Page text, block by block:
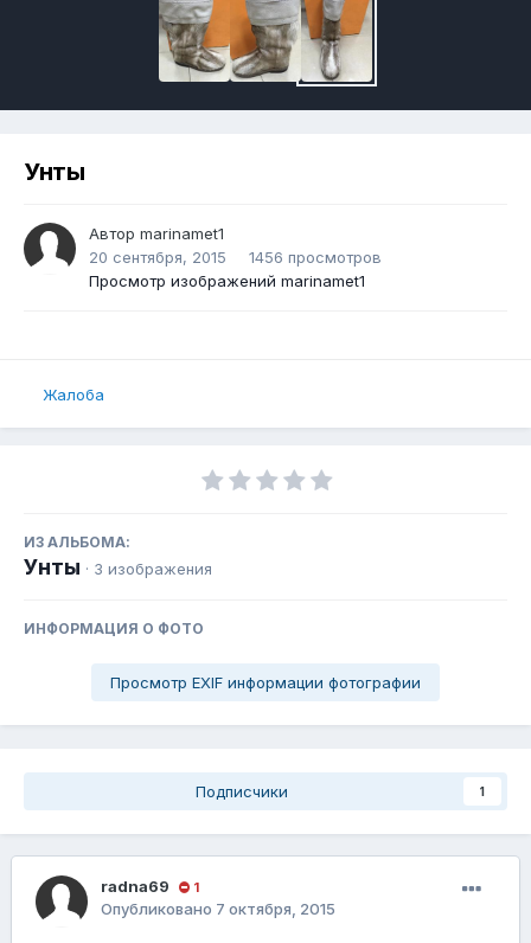
Унты
Автор marinamet1
20 сентября, 2015
1456 просмотров
Просмотр изображений marinamet1
Жалоба
ИЗ АЛЬБОМА:
Унты · 3 изображения
ИНФОРМАЦИЯ О ФОТО
Просмотр EXIF информации фотографии
Подписчики 1
radna69 1
Опубликовано 7 октября, 2015